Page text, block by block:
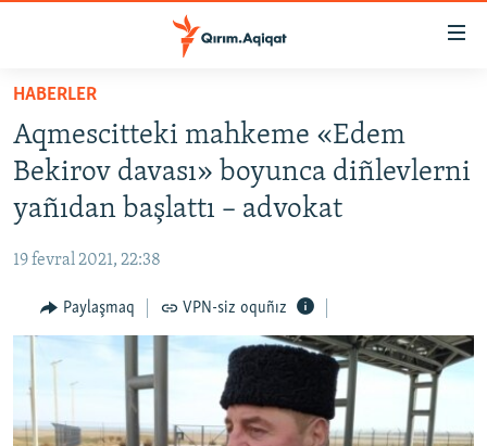
Esas
qaytmaq
Baş
navigatsiyağa
qaytmaq
Qıdıruvğa
SİYASET
İQTİSADİYAT
MEDENİYET
İNSAN AQLARI
SÜRET
BLOGLAR
HABERLER
Aqmescitteki mahkeme «Edem
Bekirov davası» boyunca diñlevlerni
yañıdan başlattı – advokat
19 fevral 2021, 22:38
Paylaşmaq VPN-siz oquñız